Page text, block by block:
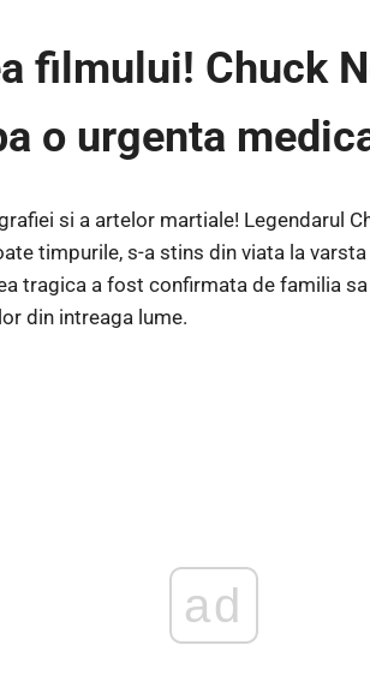
filmului! Chuck
o urgenta
si a artelor martiale! Legendarul
timpurile, s-a stins din viata la
tragica a fost confirmata de familia
din intreaga lume.
ad